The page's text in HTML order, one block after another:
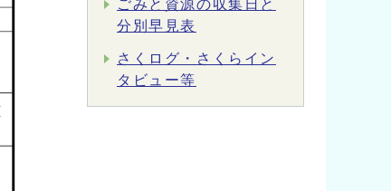
ごみと資源の収集日と
分別早見表
さくログ・さくらイン
タビュー等